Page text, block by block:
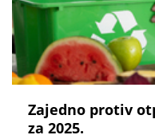
Zajedno protiv
za 2025.